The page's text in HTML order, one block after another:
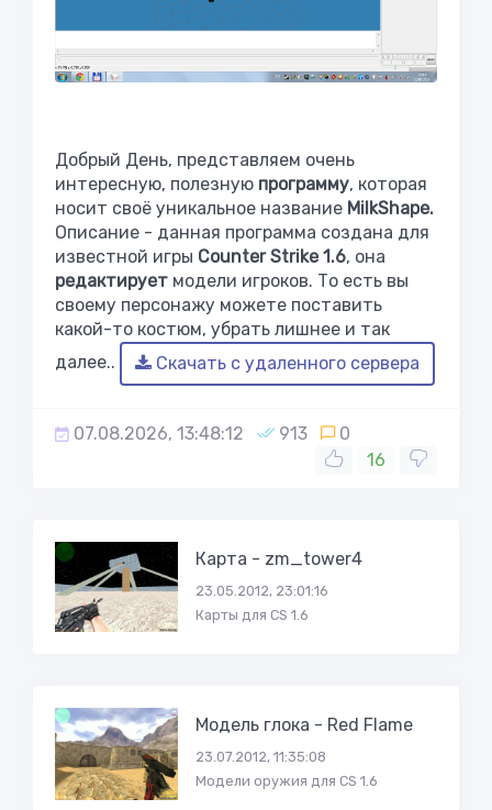
Добрый День, представляем очень
интересную, полезную программу, которая
носит своё уникальное название МilkShape.
Описание - данная программа создана для
известной игры Сounter Strike 1.6, она
редактирует модели игроков. То есть вы
своему персонажу можете поставить
какой-то костюм, убрать лишнее и так
далее..
Скачать с удаленного сервера
07.08.2026, 13:48:12 913
0
16
Карта - zm_tower4
23.05.2012, 23:01:16
Карты для CS 1.6
Модель глока - Red Flame
23.07.2012, 11:35:08
Модели оружия для CS 1.6